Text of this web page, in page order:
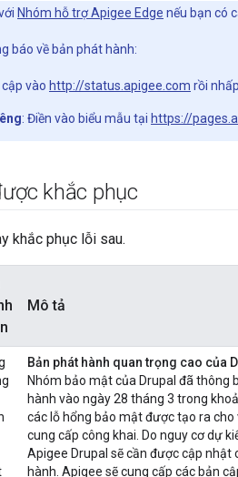
Nhóm hỗ trợ Apigee Edge nếu bạn có
báo về bản phát hành:
cập vào http://status.apigee.com rồi
: Điền vào biểu mẫu tại https://
khắc phục
khắc phục lỗi sau.
Mô tả
Bản phát hành quan trọng cao của
Nhóm bảo mật của Drupal đã
hành vào ngày 28 tháng 3 trong
các lỗ hổng bảo mật được tạo ra
cung cấp công khai. Do nguy cơ dự
Apigee Drupal sẽ cần được cập
hành. Apigee sẽ cung cấp các bản